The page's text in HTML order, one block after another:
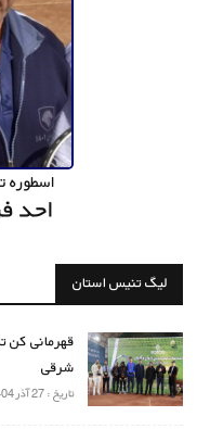
اسطوره
احد
لیگ تنیس استان
قهرمانی کن
شرقی
تاریخ : 27 آذر 1404